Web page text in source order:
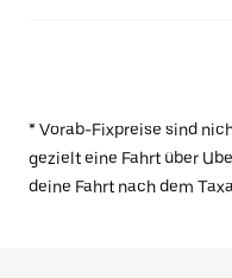
* Vorab-Fixpreise sind
gezielt eine Fahrt über
deine Fahrt nach dem